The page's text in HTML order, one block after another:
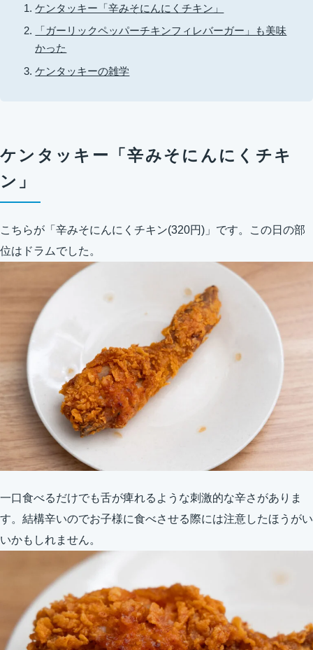
ケンタッキー「辛みそにんにくチキン」
「ガーリックペッパーチキンフィレバーガー」も美味
かった
ケンタッキーの雑学
ケンタッキー「辛みそにんにくチキ
ン」
こちらが「辛みそにんにくチキン(320円)」です。この日の部
位はドラムでした。
一口食べるだけでも舌が痺れるような刺激的な辛さがありま
す。結構辛いのでお子様に食べさせる際には注意したほうがい
いかもしれません。